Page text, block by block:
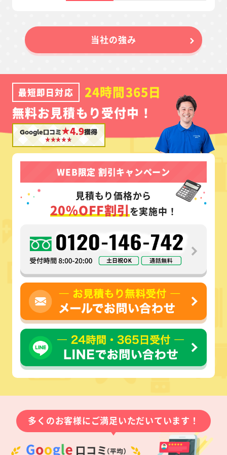
当社の強み
最短即日対応
24時間365日
無料お見積もり受付中！
Google口コミ★4.9獲得
WEB限定 割引キャンペーン
見積もり価格から
20%OFF割引を実施中！
多くのお客様にご満足いただいています！